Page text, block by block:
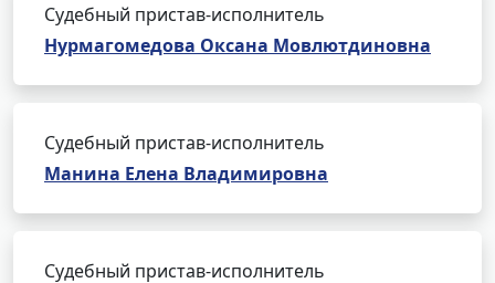
Судебный пристав-исполнитель
Нурмагомедова Оксана Мовлютдиновна
Судебный пристав-исполнитель
Манина Елена Владимировна
Судебный пристав-исполнитель